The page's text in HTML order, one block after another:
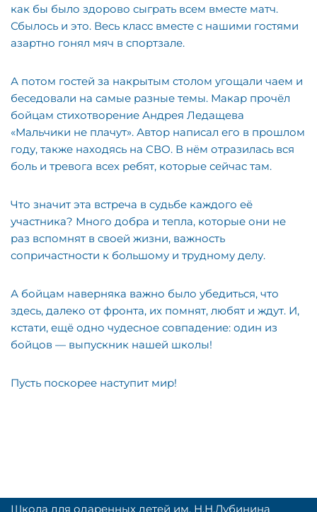
как бы было здорово сыграть всем вместе матч.
Сбылось и это. Весь класс вместе с нашими гостями
азартно гонял мяч в спортзале.
А потом гостей за накрытым столом угощали чаем и
беседовали на самые разные темы. Макар прочёл
бойцам стихотворение Андрея Ледащева
«Мальчики не плачут». Автор написал его в прошлом
году, также находясь на СВО. В нём отразилась вся
боль и тревога всех ребят, которые сейчас там.
Что значит эта встреча в судьбе каждого её
участника? Много добра и тепла, которые они не
раз вспомнят в своей жизни, важность
сопричастности к большому и трудному делу.
А бойцам наверняка важно было убедиться, что
здесь, далеко от фронта, их помнят, любят и ждут. И,
кстати, ещё одно чудесное совпадение: один из
бойцов — выпускник нашей школы!
Пусть поскорее наступит мир!
Школа для одаренных детей им. Н.Н.Дубинина